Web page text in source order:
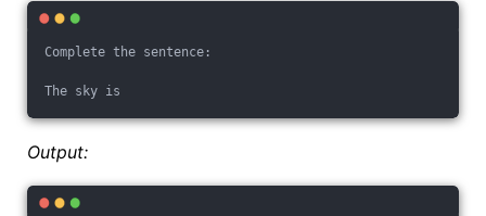
Complete the sentence:
The sky is
Output: